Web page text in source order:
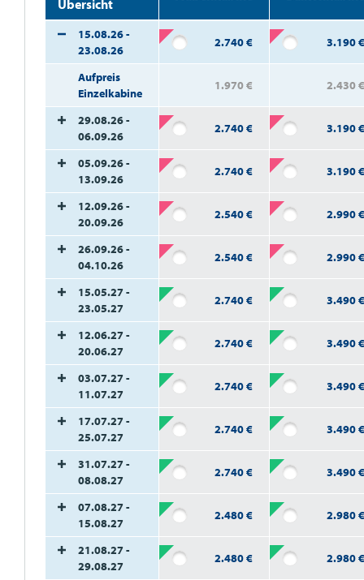
Übersicht
15.08.26 -
23.08.26
2.740€ 3.190€
Aufpreis
Einzelkabine
1.970€ 2.430€
29.08.26 -
06.09.26
2.740€ 3.190€
05.09.26 -
13.09.26
2.740€ 3.190€
12.09.26 -
20.09.26
2.540€ 2.990€
26.09.26 -
04.10.26
2.540€ 2.990€
15.05.27 -
23.05.27
2.740€ 3.490€
12.06.27 -
20.06.27
2.740€ 3.490€
03.07.27 -
11.07.27
2.740€ 3.490€
17.07.27 -
25.07.27
2.740€ 3.490€
31.07.27 -
08.08.27
2.740€ 3.490€
07.08.27 -
15.08.27
2.480€ 2.980€
21.08.27 -
29.08.27
2.480€ 2.980€